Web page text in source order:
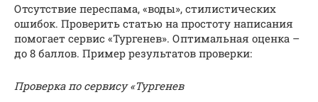
Отсутствие переспама, «воды», стилистических
ошибок. Проверить статью на простоту написания
помогает сервис «Тургенев». Оптимальная оценка –
до 8 баллов. Пример результатов проверки:
Проверка по сервису «Тургенев